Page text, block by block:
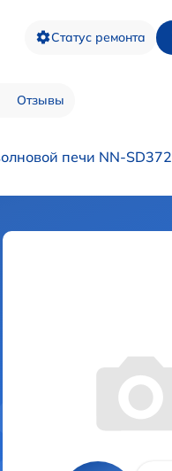
Статус ремонта
Отзывы
печи NN-SD372